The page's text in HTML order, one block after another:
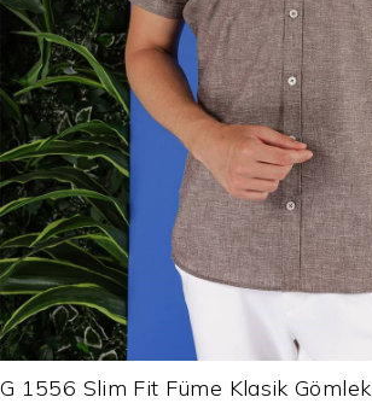
G 1556 Slim Fit Füme Klasik Gömlek